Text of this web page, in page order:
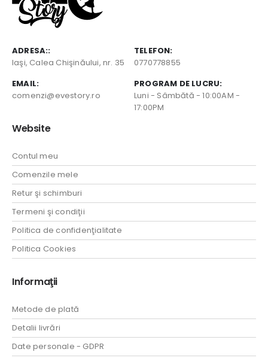
ADRESA::
Iaşi, Calea Chişinăului, nr. 35
TELEFON:
0770778855
EMAIL:
comenzi@evestory.ro
PROGRAM DE LUCRU:
Luni - Sâmbătă - 10:00AM -
17:00PM
Website
Contul meu
Comenzile mele
Retur şi schimburi
Termeni şi condiţii
Politica de confidenţialitate
Politica Cookies
Informaţii
Metode de plată
Detalii livrări
Date personale - GDPR